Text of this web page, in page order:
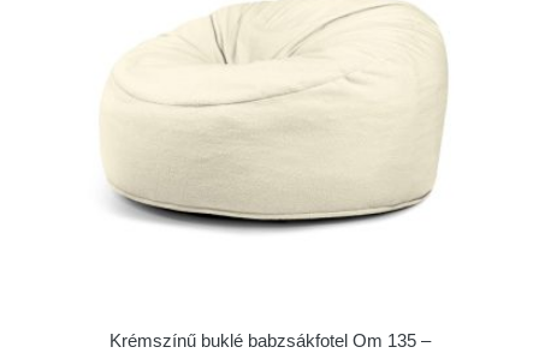
Krémszínű buklé babzsákfotel Om 135 –